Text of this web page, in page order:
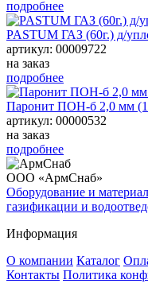
подробнее
PASTUM ГАЗ (60г.) д/
артикул: 00009722
на заказ
подробнее
Паронит ПОН-б 2,0 мм (1
артикул: 00000532
на заказ
подробнее
ООО «АрмСнаб»
Оборудование и
газификации и
Информация
О компании Каталог
Контакты Политика